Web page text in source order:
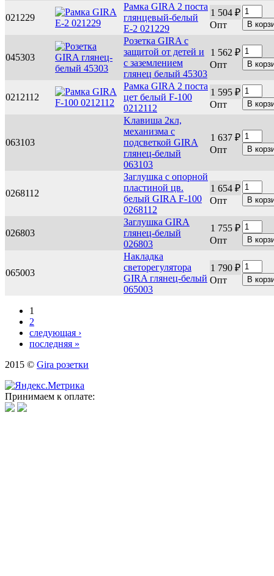
021229
Рамка GIRA 2 поста
глянцевый-белый
Е-2 021229
1 504 ₽
Опт
045303
Розетка GIRA с
защитой от детей и
с заземлением
глянец белый 45303
1 562 ₽
Опт
0212112
Рамка GIRA 2 поста
цет белый F-100
0212112
1 595 ₽
Опт
063103
Kлавиша 2кл,
механизма с
подсветкой GIRA
глянец-белый
063103
1 637 ₽
Опт
0268112
Заглушка с опорной
пластиной цв.
белый GIRA F-100
0268112
1 654 ₽
Опт
026803
Заглушка GIRA
глянец-белый
026803
1 755 ₽
Опт
065003
Накладка
светорегулятора
GIRA глянец-белый
065003
1 790 ₽
Опт
Страницы
1
2
следующая ›
последняя »
2015 © Gira розетки
Принимаем к оплате: